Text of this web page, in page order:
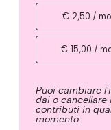
€ 2,50 /
€ 15,00 /
Puoi cambiare
dai o cancellare
contributi in
momento.